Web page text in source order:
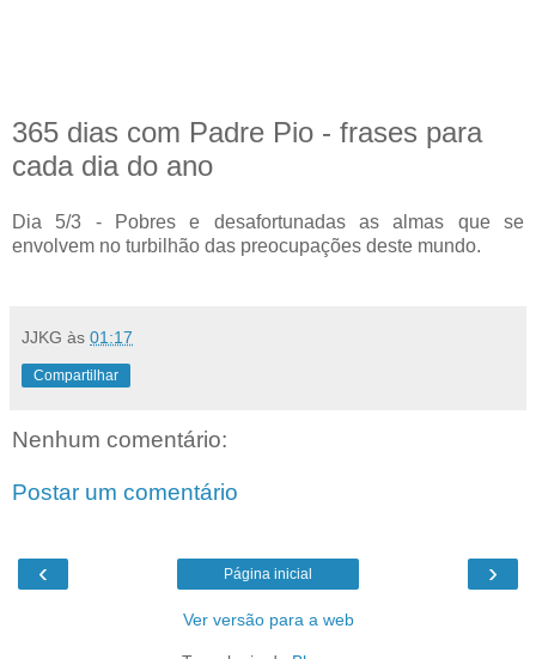
365 dias com Padre Pio - frases para
cada dia do ano
Dia 5/3 - Pobres e desafortunadas as almas que se
envolvem no turbilhão das preocupações deste mundo.
JJKG às 01:17
Compartilhar
Nenhum comentário:
Postar um comentário
‹ ›
Página inicial
Ver versão para a web